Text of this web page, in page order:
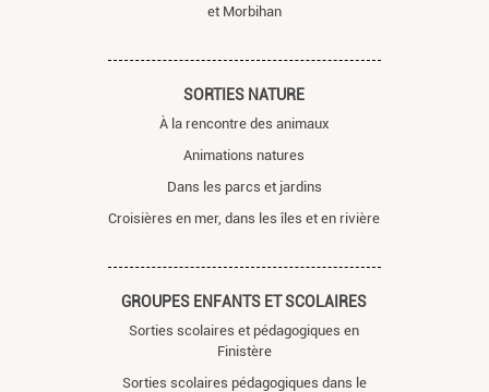
et Morbihan
SORTIES NATURE
À la rencontre des animaux
Animations natures
Dans les parcs et jardins
Croisières en mer, dans les îles et en rivière
GROUPES ENFANTS ET SCOLAIRES
Sorties scolaires et pédagogiques en
Finistère
Sorties scolaires pédagogiques dans le